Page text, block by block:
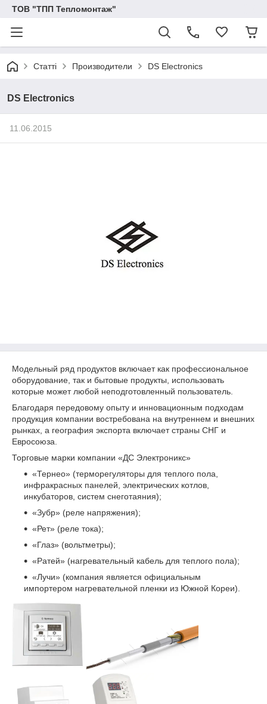
ТОВ "ТПП Тепломонтаж"
Статті Производители DS Electronics
DS Electronics
11.06.2015
Модельный ряд продуктов включает как профессиональное
оборудование, так и бытовые продукты, использовать
которые может любой неподготовленный пользователь.
Благодаря передовому опыту и инновационным подходам
продукция компании востребована на внутреннем и внешних
рынках, а география экспорта включает страны СНГ и
Евросоюза.
Торговые марки компании «ДС Электроникс»
«Тернео» (терморегуляторы для теплого пола,
инфракрасных панелей, электрических котлов,
инкубаторов, систем снеготаяния);
«Зубр» (реле напряжения);
«Рет» (реле тока);
«Глаз» (вольтметры);
«Ратей» (нагревательный кабель для теплого пола);
«Лучи» (компания является официальным
импортером нагревательной пленки из Южной Кореи).